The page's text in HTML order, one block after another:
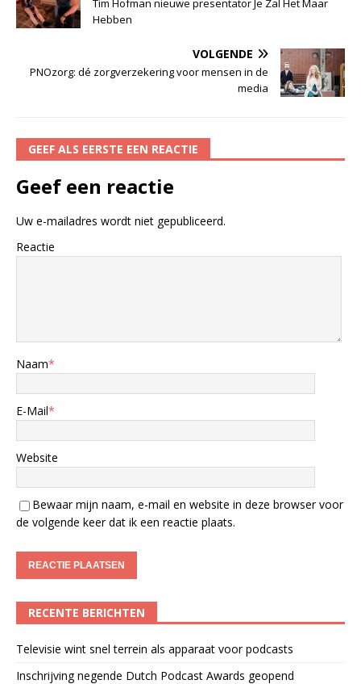
Tim Hofman nieuwe presentator Je Zal Het Maar
Hebben
VOLGENDE
PNOzorg: dé zorgverzekering voor mensen in de
media
GEEF ALS EERSTE EEN REACTIE
Geef een reactie
Uw e-mailadres wordt niet gepubliceerd.
Reactie
Naam*
E-Mail*
Website
Bewaar mijn naam, e-mail en website in deze browser voor
de volgende keer dat ik een reactie plaats.
RECENTE BERICHTEN
Televisie wint snel terrein als apparaat voor podcasts
Inschrijving negende Dutch Podcast Awards geopend